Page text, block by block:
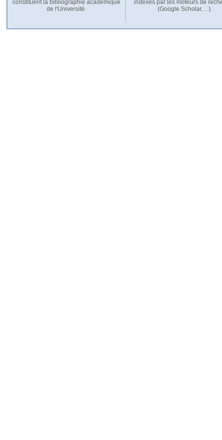
constituent la bibliographie académique
de l'Université.
indexés par les moteurs de
(Google Scholar,…).